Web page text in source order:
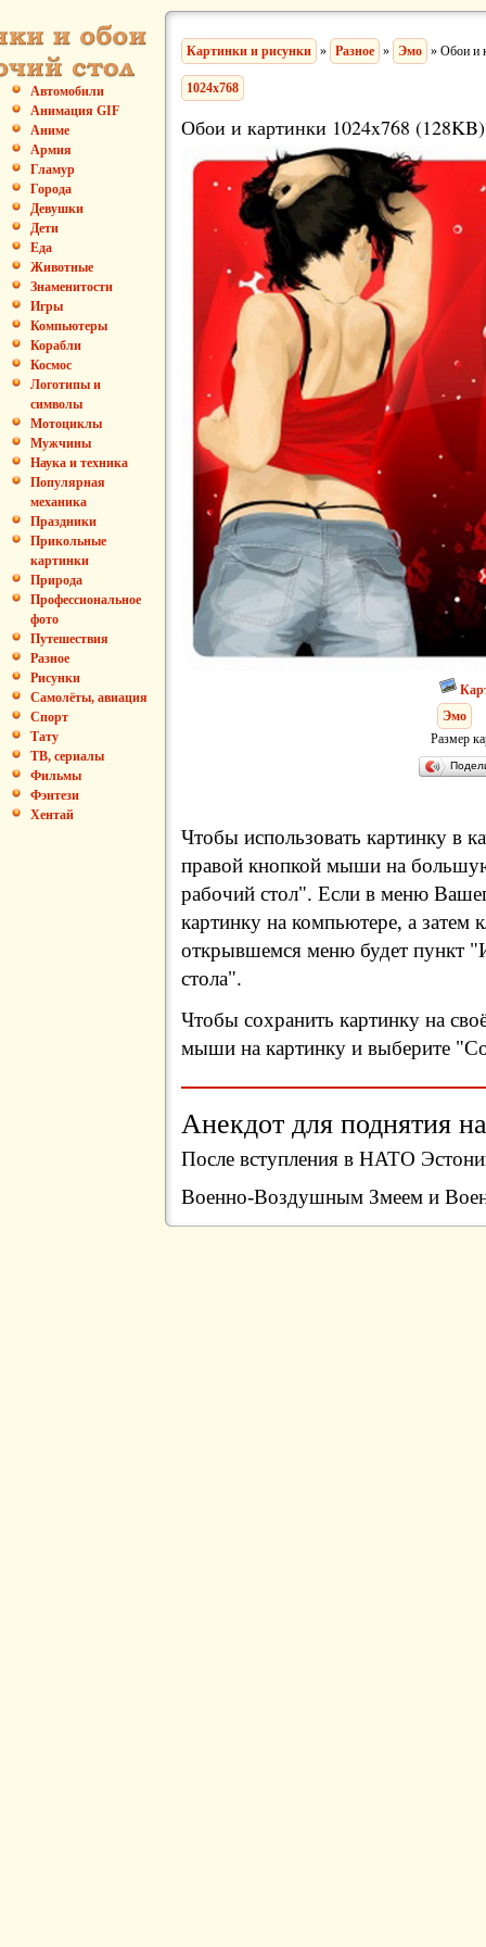
Автомобили
Анимация GIF
Аниме
Армия
Гламур
Города
Девушки
Дети
Еда
Животные
Знаменитости
Игры
Компьютеры
Корабли
Космос
Логотипы и
символы
Мотоциклы
Мужчины
Наука и техника
Популярная
механика
Праздники
Прикольные
картинки
Природа
Профессиональное
фото
Путешествия
Разное
Рисунки
Самолёты, авиация
Спорт
Тату
ТВ, сериалы
Фильмы
Фэнтези
Хентай
Картинки и рисунки » Разное » Эмо » Обои и
1024x768
Обои и картинки 1024x768 (128KB)
Эмо
Размер
Чтобы использовать картинку в
правой кнопкой мыши на
рабочий стол". Если в меню
картинку на компьютере, а затем
открывшемся меню будет пункт
стола".
Чтобы сохранить картинку на
мыши на картинку и выберите
Анекдот для поднятия
После вступления в НАТО
Военно-Воздушным Змеем и